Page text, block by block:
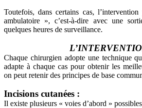
Toutefois, dans certains cas,
ambulatoire », c’est-à-dire avec une
quelques heures de surveillance.
Chaque chirurgien adopte une technique
adapte à chaque cas pour obtenir les
on peut retenir des principes de base
Incisions cutanées :
Il existe plusieurs « voies d’abord »